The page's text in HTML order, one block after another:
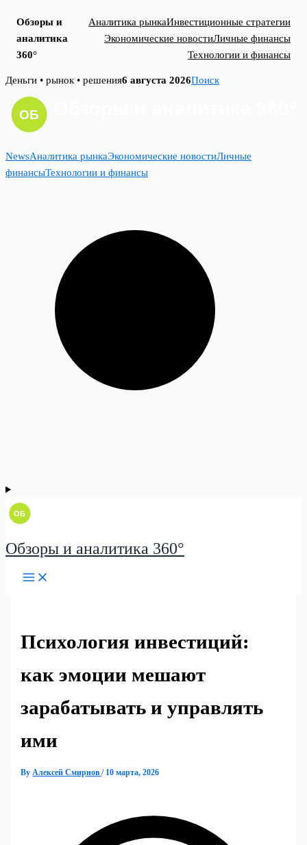
Обзоры и
аналитика
360°
Аналитика рынкаИнвестиционные стратегии
Экономические новостиЛичные финансы
Технологии и финансы
Skip
content
Деньги • рынок • решения6 августа 2026Поиск
NewsАналитика рынкаЭкономические новостиЛичные
финансыТехнологии и финансы
Обзоры и аналитика 360°
Психология инвестиций:
как эмоции мешают
зарабатывать и управлять
ими
ByАлексей Смирнов/ 10 марта, 2026